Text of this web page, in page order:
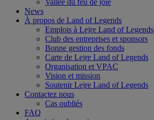
Vallée du feu de joie
News
À propos de Land of Legends
Emplois à Lejre Land of Legends
Club des entreprises et sponsors
Bonne gestion des fonds
Carte de Lejre Land of Legends
Organisation et VPAC
Vision et mission
Soutenir Lejre Land of Legends
Contactez nous
Cas oubliés
FAQ